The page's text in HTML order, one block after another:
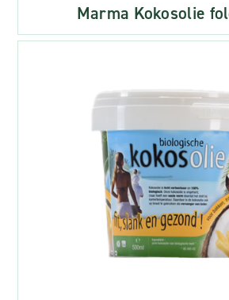
Marma Kokosolie